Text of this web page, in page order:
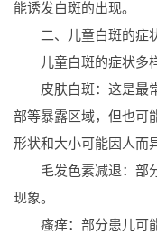
能诱发白斑的出现。
二、儿童白斑的症
儿童白斑的症状多样
皮肤白斑：这是最常
部等暴露区域，但也可
形状和大小可能因人而
毛发色素减退：部分
现象。
瘙痒：部分患儿可能